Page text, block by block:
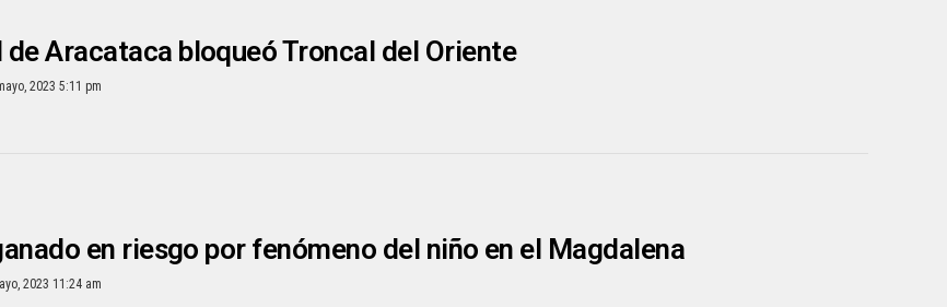
de Aracataca bloqueó Troncal del Oriente
2023 5:11 pm
en riesgo por fenómeno del niño en el Magdalena
2023 11:24 am